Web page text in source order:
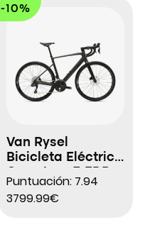
-10%
Van Rysel
Bicicleta Eléctrica
CF Mahle X20
Shimano 105 Di2
Puntuación: 7.94
3799.99€